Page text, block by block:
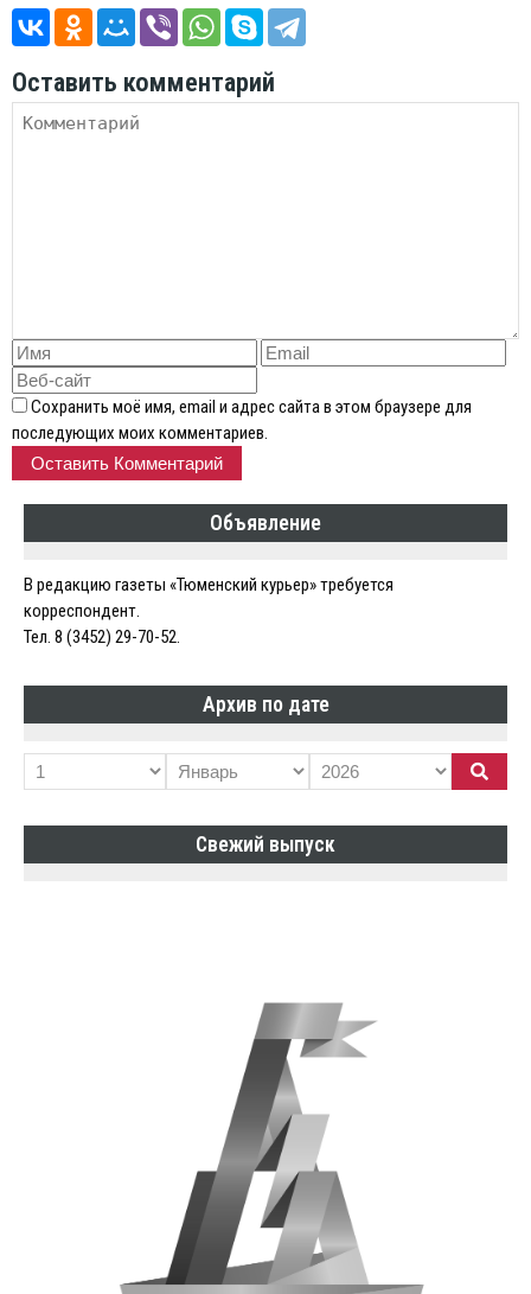
Оставить комментарий
Сохранить моё имя, email и адрес сайта в этом браузере для
последующих моих комментариев.
Объявление
В редакцию газеты «Тюменский курьер» требуется
корреспондент.
Тел. 8 (3452) 29-70-52.
Архив по дате
Свежий выпуск